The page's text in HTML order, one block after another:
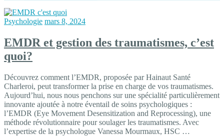
Psychologie mars 8, 2024
EMDR et gestion des traumatismes, c’est
quoi?
Découvrez comment l’EMDR, proposée par Hainaut Santé
Charleroi, peut transformer la prise en charge de vos traumatismes.
Aujourd’hui, nous nous penchons sur une spécialité particulièrement
innovante ajoutée à notre éventail de soins psychologiques :
l’EMDR (Eye Movement Desensitization and Reprocessing), une
méthode révolutionnaire pour soulager les traumatismes. Avec
l’expertise de la psychologue Vanessa Mourmaux, HSC …